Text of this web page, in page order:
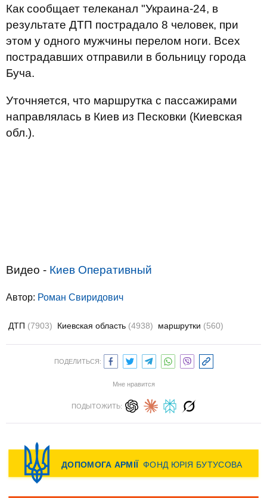
Как сообщает телеканал "Украина-24, в
результате ДТП пострадало 8 человек, при
этом у одного мужчины перелом ноги. Всех
пострадавших отправили в больницу города
Буча.
Уточняется, что маршрутка с пассажирами
направлялась в Киев из Песковки (Киевская
обл.).
Видео - Киев Оперативный
Автор: Роман Свиридович
ДТП (7903) Киевская область (4938) маршрутки (560)
ПОДЕЛИТЬСЯ:
Мне нравится
ПОДЫТОЖИТЬ: